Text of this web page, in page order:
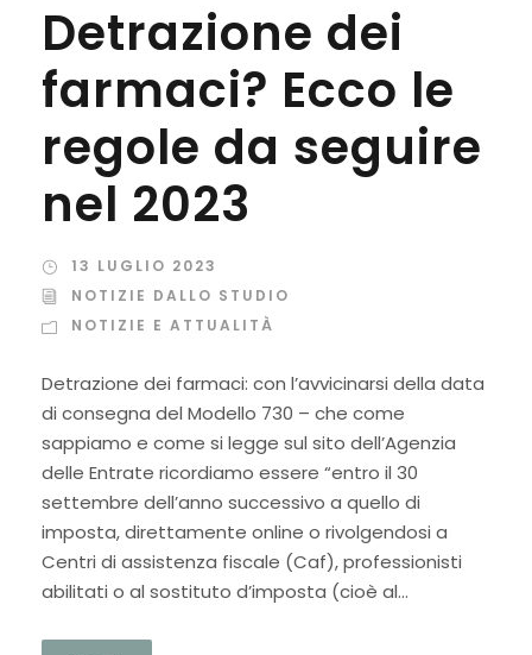
Detrazione dei
farmaci? Ecco le
regole da seguire
nel 2023
13 LUGLIO 2023
NOTIZIE DALLO STUDIO
NOTIZIE E ATTUALITÀ
Detrazione dei farmaci: con l’avvicinarsi della data
di consegna del Modello 730 – che come
sappiamo e come si legge sul sito dell’Agenzia
delle Entrate ricordiamo essere “entro il 30
settembre dell’anno successivo a quello di
imposta, direttamente online o rivolgendosi a
Centri di assistenza fiscale (Caf), professionisti
abilitati o al sostituto d’imposta (cioè al...